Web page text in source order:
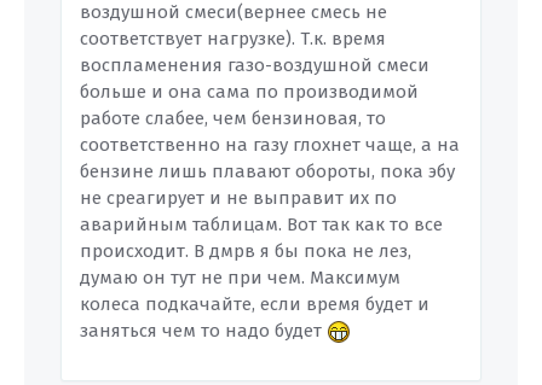
воздушной смеси(вернее смесь не
соответствует нагрузке). Т.к. время
воспламенения газо-воздушной смеси
больше и она сама по производимой
работе слабее, чем бензиновая, то
соответственно на газу глохнет чаще, а на
бензине лишь плавают обороты, пока эбу
не среагирует и не выправит их по
аварийным таблицам. Вот так как то все
происходит. В дмрв я бы пока не лез,
думаю он тут не при чем. Максимум
колеса подкачайте, если время будет и
заняться чем то надо будет